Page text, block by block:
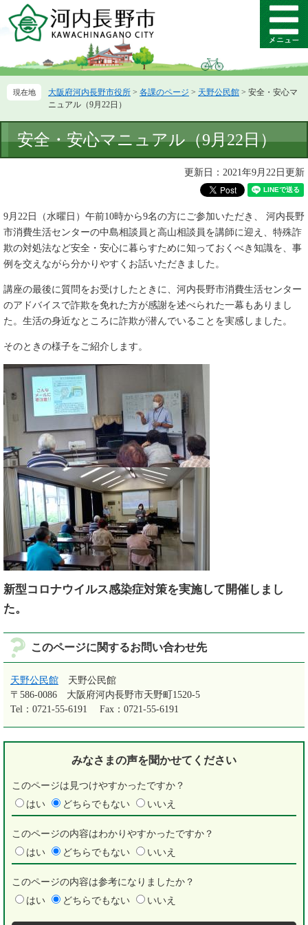
ー
先
ニ
を
て
メ
ニ
ー
大阪府河内長野市役所 > 各課のページ > 天野公民館 > 安全・安心マ
ニュアル（9月22日）
文
安全・安心マニュアル（9月22日）
更新日：2021年9月22日更新
9月22日（水曜日）午前10時から9名の方にご参加いただき、 河内長野
市消費生活センターの中島相談員と高山相談員を講師に迎え、特殊詐
欺の対処法など安全・安心に暮らすために知っておくべき知識を、事
例を交えながら分かりやすくお話いただきました。
講座の最後に質問をお受けしたときに、河内長野市消費生活センター
のアドバイスで詐欺を免れた方が感謝を述べられた一幕もありまし
た。生活の身近なところに詐欺が潜んでいることを実感しました。
そのときの様子をご紹介します。
新型コロナウイルス感染症対策を実施して開催しまし
た。
このページに関するお問い合わせ先
天野公民館
天野公民館
〒586-0086
大阪府河内長野市天野町1520-5
Tel：0721-55-6191
Fax：0721-55-6191
みなさまの声を聞かせてください
このページは見つけやすかったですか？
はい
どちらでもない いいえ
このページの内容はわかりやすかったですか？
はい
どちらでもない いいえ
このページの内容は参考になりましたか？
はい
どちらでもない いいえ